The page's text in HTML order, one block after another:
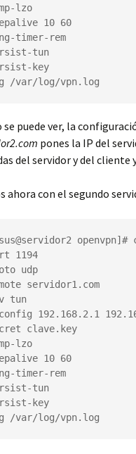
lzo
10 60
timer-rem
tun
key
/var/log/vpn.log
se puede ver, la
pones la IP del
del servidor y del cliente
ahora con el segundo
1194
udp
servidor1.com
tun
192.168.2.1
clave.key
lzo
10 60
timer-rem
tun
key
/var/log/vpn.log